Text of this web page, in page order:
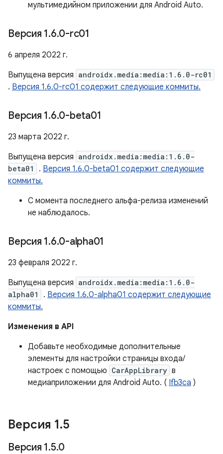
мультимедийном приложении для Android Auto.
Версия 1.6.0-rc01
6 апреля 2022 г.
Выпущена версия androidx.media:media:1.6.0-rc01
. Версия 1.6.0-rc01 содержит следующие коммиты.
Версия 1.6.0-beta01
23 марта 2022 г.
Выпущена версия androidx.media:media:1.6.0-
beta01
. Версия 1.6.0-beta01 содержит следующие
коммиты.
С момента последнего альфа-релиза изменений
не наблюдалось.
Версия 1.6.0-alpha01
23 февраля 2022 г.
Выпущена версия androidx.media:media:1.6.0-
alpha01
. Версия 1.6.0-alpha01 содержит следующие
коммиты.
Изменения в API
Добавьте необходимые дополнительные
элементы для настройки страницы входа/
настроек с помощью CarAppLibrary в
медиаприложении для Android Auto. ( Ifb3ca )
Версия 1.5
Версия 1.5.0